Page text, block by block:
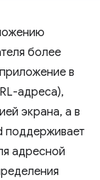
более
в
адреса),
экрана, а в
поддерживает
адресной